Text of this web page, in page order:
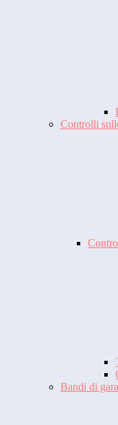
Controlli
Bandi di